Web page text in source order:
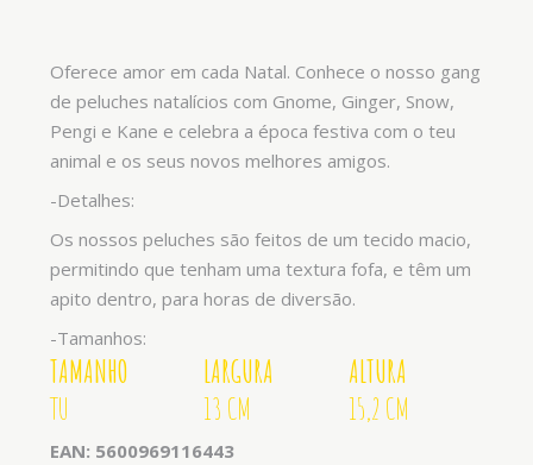
Oferece amor em cada Natal. Conhece o nosso gang
de peluches natalícios com Gnome, Ginger, Snow,
Pengi e Kane e celebra a época festiva com o teu
animal e os seus novos melhores amigos.
-Detalhes:
Os nossos peluches são feitos de um tecido macio,
permitindo que tenham uma textura fofa, e têm um
apito dentro, para horas de diversão.
-Tamanhos:
TAMANHO LARGURA
ALTURA
TU
13 CM 15,2 CM
EAN: 5600969116443